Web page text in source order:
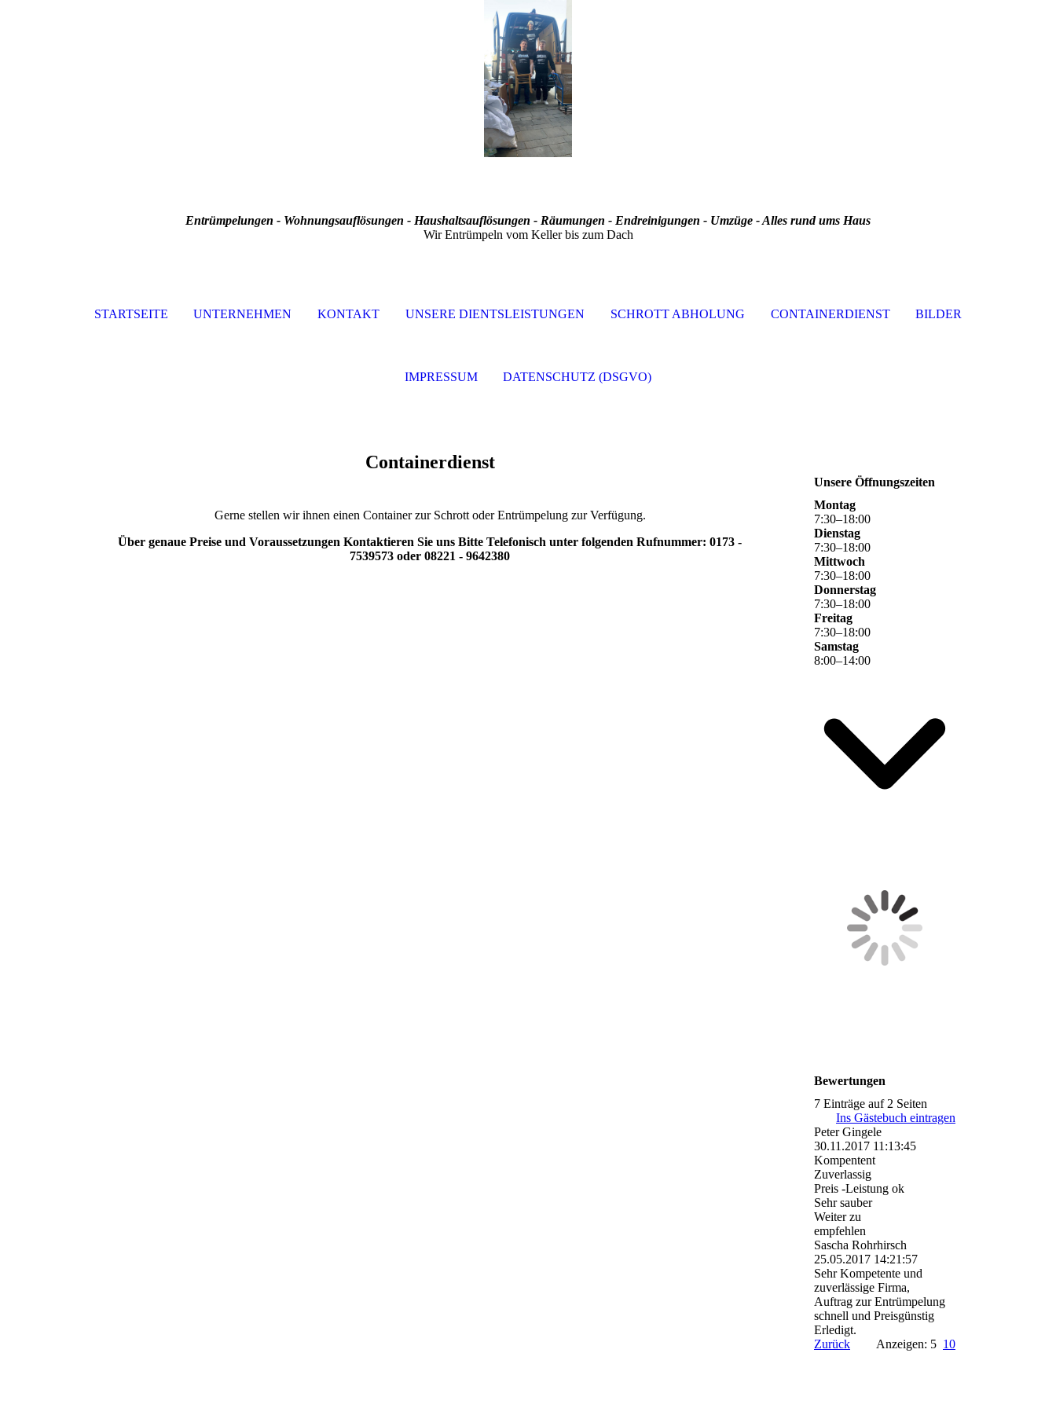
Entrümpelungen - Wohnungsauflösungen - Haushaltsauflösungen - Räumungen - Endreinigungen - Umzüge - Alles rund ums Haus
Wir Entrümpeln vom Keller bis zum Dach
STARTSEITE UNTERNEHMEN KONTAKT UNSERE DIENTSLEISTUNGEN SCHROTT ABHOLUNG CONTAINERDIENST BILDER
IMPRESSUM DATENSCHUTZ (DSGVO)
Containerdienst
Gerne stellen wir ihnen einen Container zur Schrott oder Entrümpelung zur Verfügung.
Über genaue Preise und Voraussetzungen Kontaktieren Sie uns Bitte Telefonisch unter folgenden Rufnummer: 0173 -
7539573 oder 08221 - 9642380
Unsere Öffnungszeiten
Montag
7:30–18:00
Dienstag
7:30–18:00
Mittwoch
7:30–18:00
Donnerstag
7:30–18:00
Freitag
7:30–18:00
Samstag
8:00–14:00
Bewertungen
7 Einträge auf 2 Seiten
Ins Gästebuch eintragen
Peter Gingele
30.11.2017 11:13:45
Kompentent
Zuverlassig
Preis -Leistung ok
Sehr sauber
Weiter zu
empfehlen
Sascha Rohrhirsch
25.05.2017 14:21:57
Sehr Kompetente und
zuverlässige Firma,
Auftrag zur Entrümpelung
schnell und Preisgünstig
Erledigt.
Zurück
Anzeigen: 5 10